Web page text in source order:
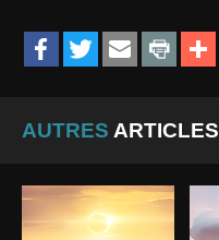
AUTRES ARTICLES